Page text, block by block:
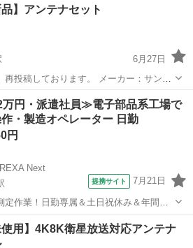
品】アンテナセット
6月27日
おります。 メーカー：サン電
4K8K衛星放送対応 BS・110度CSアン
様書は以下リンクからも確認できます。 htt...
野本町駅 テレビ 取り付け
円・派遣社員≫電子部品系工場で
・製造オペレーター 日勤
円
Next
提携サイト 7月21日
定作業！日勤専属＆土日祝休み＆年間休
業★マイカー通勤OK＆無料駐車場あり
あり！《茨城県常陸大宮市》 人気の
工...
駅
使用】4K8K衛星放送対応アンテナ